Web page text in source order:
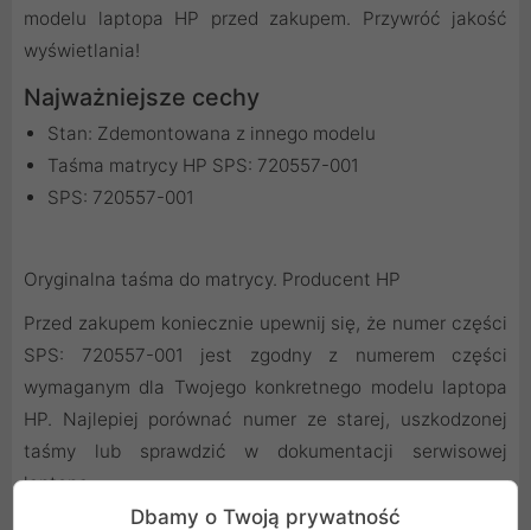
modelu laptopa HP przed zakupem. Przywróć jakość
wyświetlania!
Najważniejsze cechy
Stan: Zdemontowana z innego modelu
Taśma matrycy HP SPS: 720557-001
SPS: 720557-001
Oryginalna taśma do matrycy. Producent HP
Przed zakupem koniecznie upewnij się, że numer części
SPS: 720557-001 jest zgodny z numerem części
wymaganym dla Twojego konkretnego modelu laptopa
HP. Najlepiej porównać numer ze starej, uszkodzonej
taśmy lub sprawdzić w dokumentacji serwisowej
laptopa.
Dbamy o Twoją prywatność